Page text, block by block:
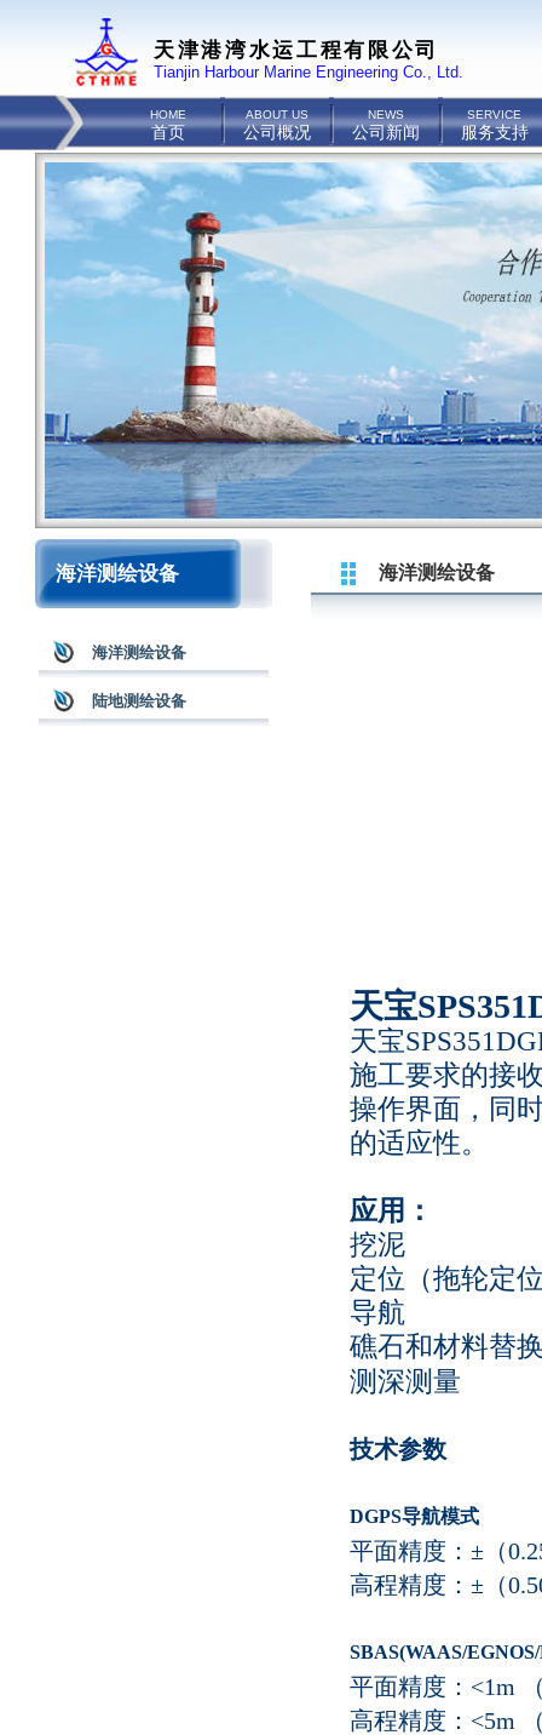
天津港湾水运工程有限公司
Tianjin Harbour Marine Engineering Co., Ltd.
HOME
首页
ABOUT US
公司概况
NEWS
公司新闻
SERVICE
服务支持
海洋测绘设备
海洋测绘设备
陆地测绘设备
海洋测绘设备
天宝
天宝
施工要求的接
操作界面，同
的适应性。
应用：
挖泥
定位（拖轮定
导航
礁石和材料替
测深测量
技术参数
DGPS导航模式
平面精度：±（
高程精度：±（
SBAS(WAAS/
平面精度：<1m
高程精度： <5m